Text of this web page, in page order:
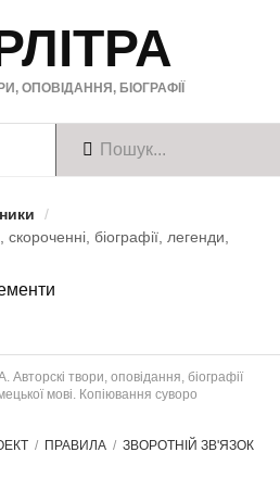
ОПОВІДАННЯ, БІОГРАФІЇ
/
біографії, легенди,
твори, оповідання, біографії
мові. Копіювання суворо
ПРАВИЛА ЗВОРОТНІЙ ЗВ'ЯЗОК